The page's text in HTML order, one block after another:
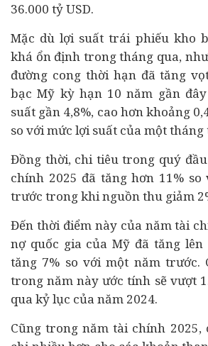
36.000 tỷ USD.
Mặc dù lợi suất trái phiếu kho
khá ổn định trong tháng qua,
đường cong thời hạn đã tăng
bạc Mỹ kỳ hạn 10 năm gần
suất gần 4,8%, cao hơn khoảng
so với mức lợi suất của một tháng
Đồng thời, chi tiêu trong quý
chính 2025 đã tăng hơn 11%
trước trong khi nguồn thu giảm
Đến thời điểm này của năm tài
nợ quốc gia của Mỹ đã tăng lên
tăng 7% so với một năm trước.
trong năm này ước tính sẽ vượt
qua kỷ lục của năm 2024.
Cũng trong năm tài chính 2025,